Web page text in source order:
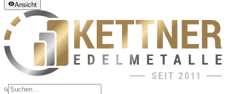
Ansicht